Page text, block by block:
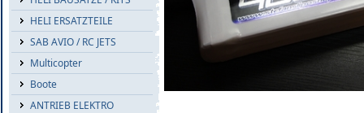
HELI ERSATZTEILE
SAB AVIO / RC JETS
Multicopter
Boote
ANTRIEB ELEKTRO